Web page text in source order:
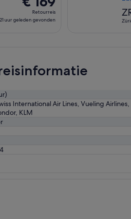
Retourreis,
21
Retourreis
21 uur geleden gevonden
International Air Lines, Vueling
KLM